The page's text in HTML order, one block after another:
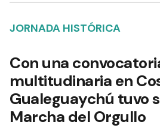
JORNADA HISTÓRICA
Con una
multitudinaria en
Gualeguaychú tuvo
Marcha del Orgullo